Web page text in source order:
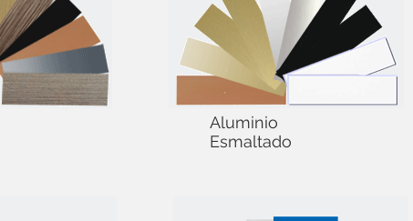
Aluminio
Esmaltado